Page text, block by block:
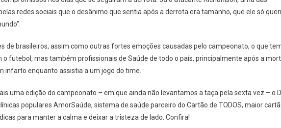
redes sociais que o desânimo que sentia após a derrota era tamanho, que ele só
de brasileiros, assim como outras fortes emoções causadas pelo campeonato, o que
o futebol, mas também profissionais de Saúde de todo o país, principalmente após a
infarto enquanto assistia a um jogo do time.
uma edição do campeonato – em que ainda não levantamos a taça pela sexta vez – o
populares AmorSaúde, sistema de saúde parceiro do Cartão de TODOS, maior
para manter a calma e deixar a tristeza de lado. Confira!